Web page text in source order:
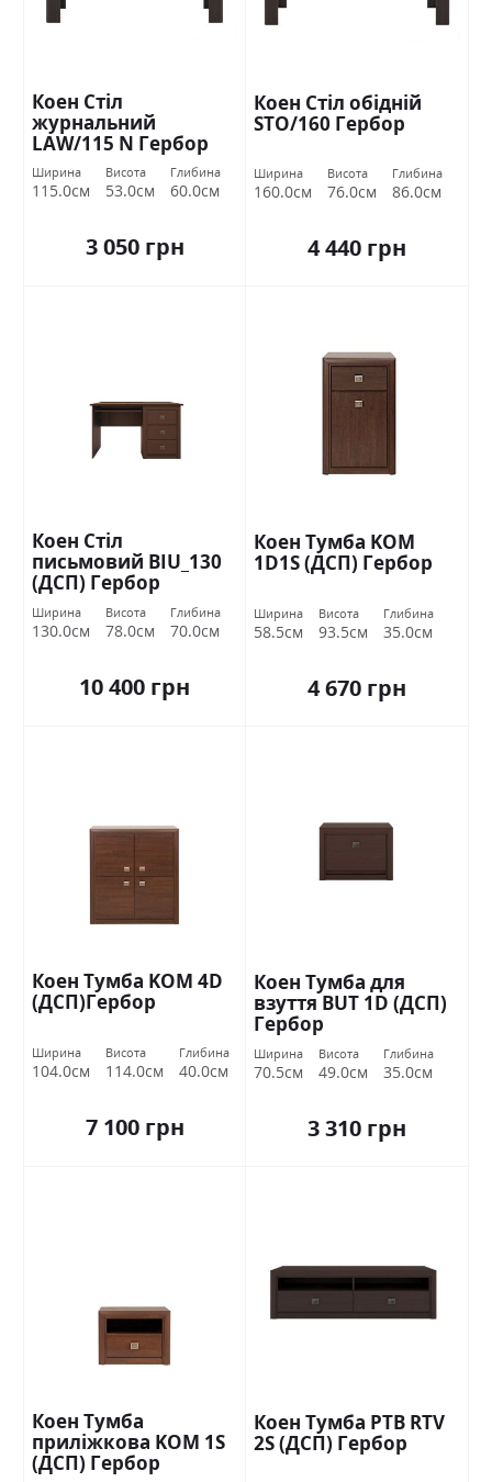
Коен Стіл
журнальний
LAW/115 N Гербор
Ширина
115.0см
Висота
53.0см
Глибина
60.0см
3 050 грн
Коен Стіл обідній
STO/160 Гербор
Ширина
160.0см
Висота
76.0см
Глибина
86.0см
4 440 грн
Коен Стіл
письмовий BIU_130
(ДСП) Гербор
Ширина
130.0см
Висота
78.0см
Глибина
70.0см
10 400 грн
Коен Тумба KOM
1D1S (ДСП) Гербор
Ширина
58.5см
Висота
93.5см
Глибина
35.0см
4 670 грн
Коен Тумба KOM 4D
(ДСП)Гербор
Ширина
104.0см
Висота
114.0см
Глибина
40.0см
7 100 грн
Коен Тумба для
взуття BUT 1D (ДСП)
Гербор
Ширина
70.5см
Висота
49.0см
Глибина
35.0см
3 310 грн
Коен Тумба
приліжкова KOM 1S
(ДСП) Гербор
Коен Тумба РТВ RTV
2S (ДСП) Гербор